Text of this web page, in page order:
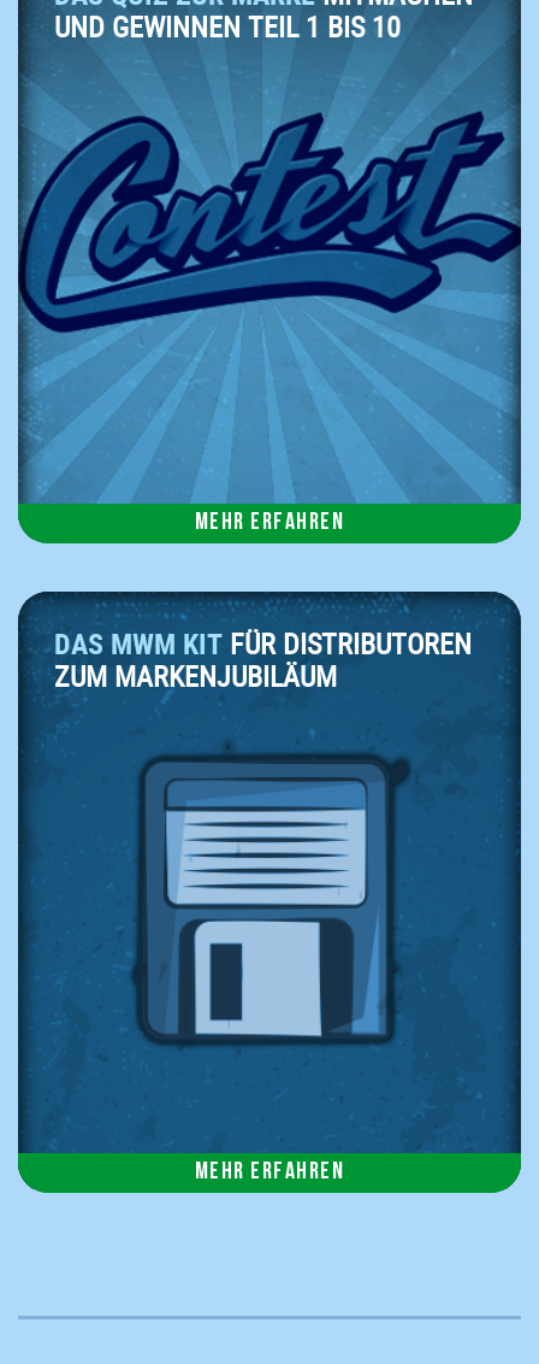
UND GEWINNEN TEIL 1 BIS 10
Mehr erfahren
DAS MWM KIT FÜR DISTRIBUTOREN
ZUM MARKENJUBILÄUM
Mehr erfahren